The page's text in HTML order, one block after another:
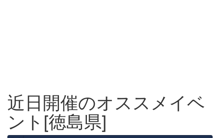
近日開催のオススメイベ
ント[徳島県]